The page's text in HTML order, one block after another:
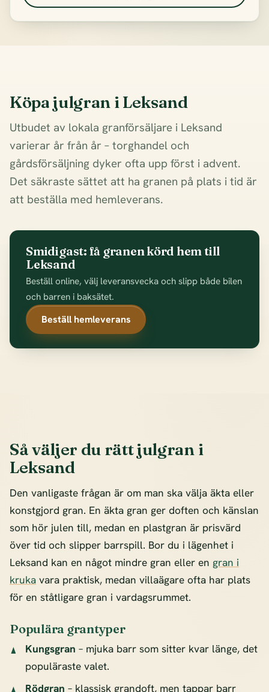
Köpa julgran i Leksand
Utbudet av lokala granförsäljare i Leksand
varierar år från år – torghandel och
gårdsförsäljning dyker ofta upp först i advent.
Det säkraste sättet att ha granen på plats i tid är
att beställa med hemleverans.
Smidigast: få granen körd hem till
Leksand
Beställ online, välj leveransvecka och slipp både bilen
och barren i baksätet.
Beställ hemleverans
Så väljer du rätt julgran i
Leksand
Den vanligaste frågan är om man ska välja äkta eller
konstgjord gran. En äkta gran ger doften och känslan
som hör julen till, medan en plastgran är prisvärd
över tid och slipper barrspill. Bor du i lägenhet i
Leksand kan en något mindre gran eller en gran i
kruka vara praktisk, medan villaägare ofta har plats
för en ståtligare gran i vardagsrummet.
Populära grantyper
Kungsgran – mjuka barr som sitter kvar länge, det
populäraste valet.
Rödgran – klassisk grandoft, men tappar barr